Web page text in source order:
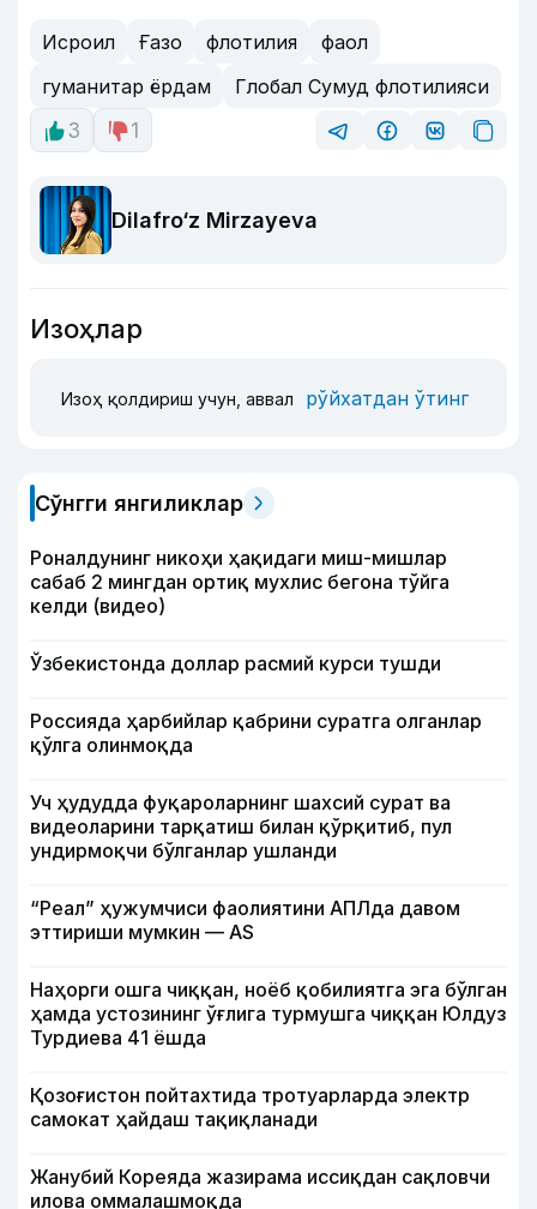
Исроил Ғазо флотилия
фаол
гуманитар ёрдам
Глобал Сумуд флотилияси
3
1
Dilafro‘z Mirzayeva
Изоҳлар
Изоҳ қолдириш учун, аввал рўйхатдан ўтинг
Сўнгги янгиликлар
Роналдунинг никоҳи ҳақидаги миш-мишлар
сабаб 2 мингдан ортиқ мухлис бегона тўйга
келди (видео)
Ўзбекистонда доллар расмий курси тушди
Россияда ҳарбийлар қабрини суратга олганлар
қўлга олинмоқда
Уч ҳудудда фуқароларнинг шахсий сурат ва
видеоларини тарқатиш билан қўрқитиб, пул
ундирмоқчи бўлганлар ушланди
“Реал” ҳужумчиси фаолиятини АПЛда давом
эттириши мумкин — АS
Наҳорги ошга чиққан, ноёб қобилиятга эга бўлган
ҳамда устозининг ўғлига турмушга чиққан Юлдуз
Турдиева 41 ёшда
Қозоғистон пойтахтида тротуарларда электр
самокат ҳайдаш тақиқланади
Жанубий Кореяда жазирама иссиқдан сақловчи
илова оммалашмоқда